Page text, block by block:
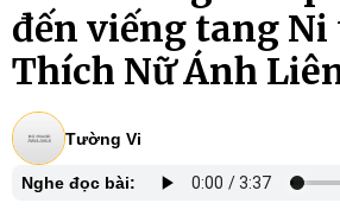
đến viếng tang
Thích Nữ Ánh
Tường Vi
Nghe đọc bài: